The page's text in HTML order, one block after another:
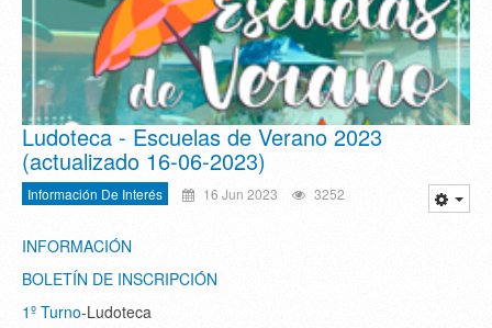
Ludoteca - Escuelas de Verano 2023
(actualizado 16-06-2023)
Información De Interés 16 Jun 2023 3252
INFORMACIÓN
BOLETÍN DE INSCRIPCIÓN
1º Turno-Ludoteca